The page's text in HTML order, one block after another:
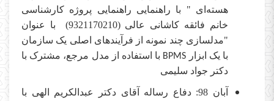
هسته‌ای " با راهنمایی راهنمایی پروژه کارشناسی
خانم فائقه کاشانی عالی (9321170210) با عنوان
"مدلسازی چند نمونه از فرآیندهای اصلی یک سازمان
با یک ابزار BPMS با استفاده از مدل مرجع، مشترک با
دکتر جواد سلیمی
آبان 98: دفاع رساله آقای دکتر عبدالکریم الهی با